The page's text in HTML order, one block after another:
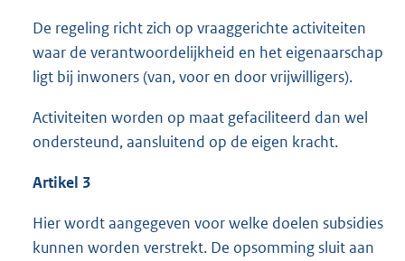
De regeling richt zich op vraaggerichte activiteiten
waar de verantwoordelijkheid en het eigenaarschap
ligt bij inwoners (van, voor en door vrijwilligers).
Activiteiten worden op maat gefaciliteerd dan wel
ondersteund, aansluitend op de eigen kracht.
Artikel 3
Hier wordt aangegeven voor welke doelen subsidies
kunnen worden verstrekt. De opsomming sluit aan